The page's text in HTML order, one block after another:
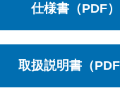
仕様書（PDF）
取扱説明書（PDF